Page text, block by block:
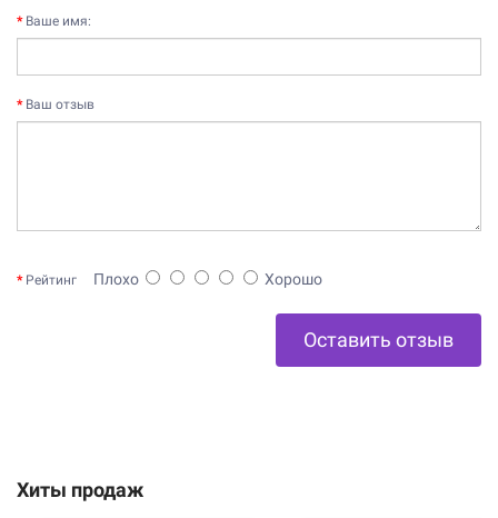
Ваше имя:
Ваш отзыв
Рейтинг Плохо Хорошо
Оставить отзыв
Хиты продаж